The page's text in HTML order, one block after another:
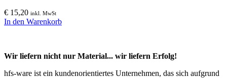
€ 15,20 inkl. MwSt
In den Warenkorb
Wir liefern nicht nur Material... wir liefern Erfolg!
hfs-ware ist ein kundenorientiertes Unternehmen, das sich aufgrund